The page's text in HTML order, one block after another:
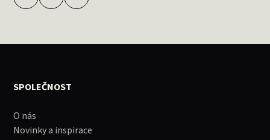
SPOLEČNOST
O nás
Novinky a inspirace